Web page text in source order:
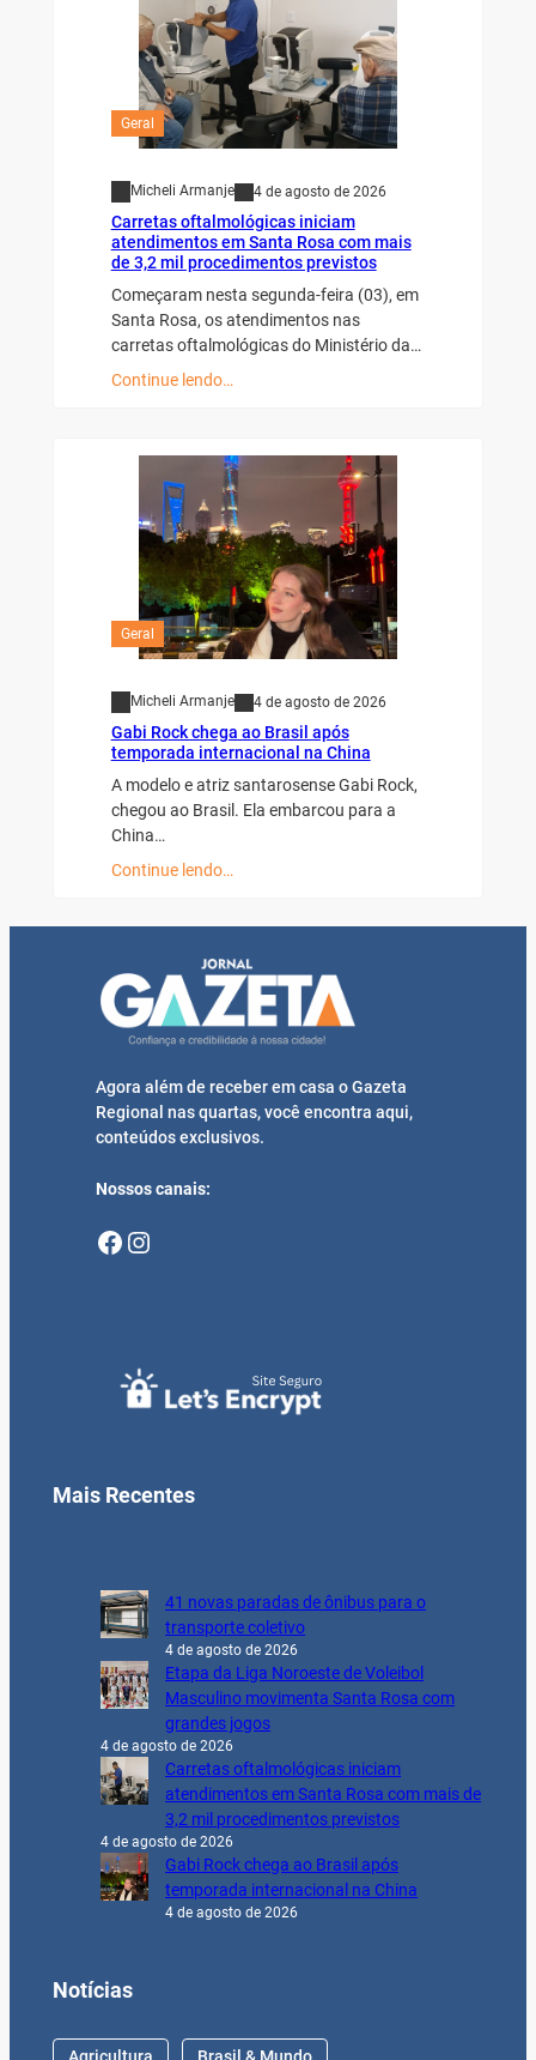
Geral
Micheli Armanje 4 de agosto de 2026
Carretas oftalmológicas iniciam
atendimentos em Santa Rosa com mais
de 3,2 mil procedimentos previstos
Começaram nesta segunda-feira (03), em
Santa Rosa, os atendimentos nas
carretas oftalmológicas do Ministério da…
Continue lendo…
Geral
Micheli Armanje 4 de agosto de 2026
Gabi Rock chega ao Brasil após
temporada internacional na China
A modelo e atriz santarosense Gabi Rock,
chegou ao Brasil. Ela embarcou para a
China…
Continue lendo…
Agora além de receber em casa o Gazeta
Regional nas quartas, você encontra aqui,
conteúdos exclusivos.
Nossos canais:
Facebook Instagram
Mais Recentes
41 novas paradas de ônibus para o
transporte coletivo
4 de agosto de 2026
Etapa da Liga Noroeste de Voleibol
Masculino movimenta Santa Rosa com
grandes jogos
4 de agosto de 2026
Carretas oftalmológicas iniciam
atendimentos em Santa Rosa com mais de
3,2 mil procedimentos previstos
4 de agosto de 2026
Gabi Rock chega ao Brasil após
temporada internacional na China
4 de agosto de 2026
Notícias
Agricultura Brasil & Mundo